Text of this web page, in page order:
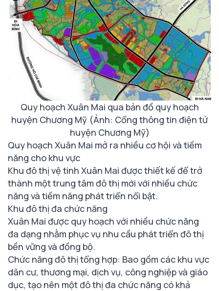
Quy hoạch Xuân Mai qua bản đồ quy hoạch
huyện Chương Mỹ (Ảnh: Cổng thông tin điện tử
huyện Chương Mỹ)
Quy hoạch Xuân Mai mở ra nhiều cơ hội và tiềm
năng cho khu vực
Khu đô thị vệ tinh Xuân Mai được thiết kế để trở
thành một trung tâm đô thị mới với nhiều chức
năng và tiềm năng phát triển nổi bật.
Khu đô thị đa chức năng
Xuân Mai được quy hoạch với nhiều chức năng
đa dạng nhằm phục vụ nhu cầu phát triển đô thị
bền vững và đồng bộ.
Chức năng đô thị tổng hợp: Bao gồm các khu vực
dân cư, thương mại, dịch vụ, công nghiệp và giáo
dục, tạo nên một đô thị đa chức năng có khả